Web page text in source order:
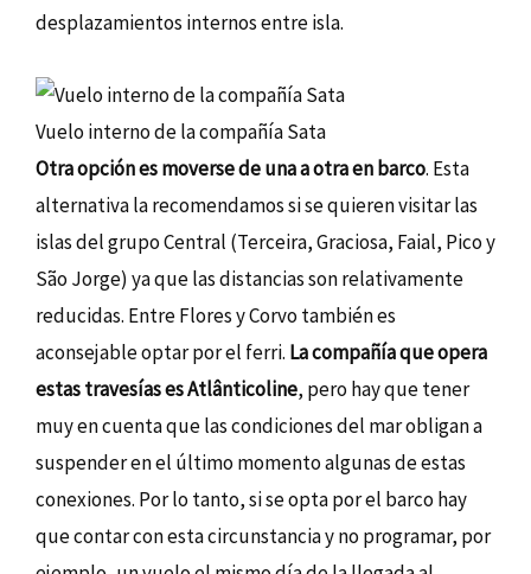
desplazamientos internos entre isla.
Vuelo interno de la compañía Sata
Otra opción es moverse de una a otra en barco. Esta
alternativa la recomendamos si se quieren visitar las
islas del grupo Central (Terceira, Graciosa, Faial, Pico y
São Jorge) ya que las distancias son relativamente
reducidas. Entre Flores y Corvo también es
aconsejable optar por el ferri. La compañía que opera
estas travesías es Atlânticoline, pero hay que tener
muy en cuenta que las condiciones del mar obligan a
suspender en el último momento algunas de estas
conexiones. Por lo tanto, si se opta por el barco hay
que contar con esta circunstancia y no programar, por